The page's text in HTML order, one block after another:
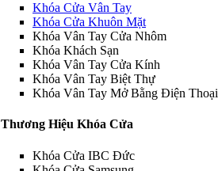
Khóa Cửa Vân Tay
Khóa Cửa Khuôn Mặt
Khóa Vân Tay Cửa Nhôm
Khóa Khách Sạn
Khóa Vân Tay Cửa Kính
Khóa Vân Tay Biệt Thự
Khóa Vân Tay Mở Bằng Điện Thoại
Thương Hiệu Khóa Cửa
Khóa Cửa IBC Đức